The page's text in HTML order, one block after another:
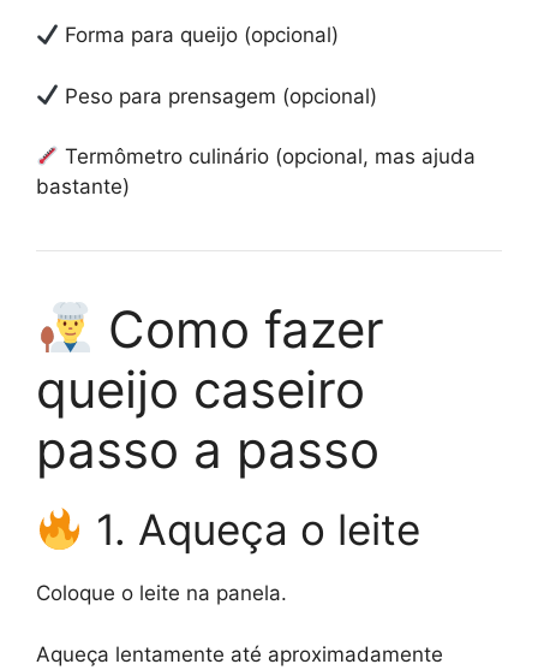
Forma para queijo (opcional)
Peso para prensagem (opcional)
Termômetro culinário (opcional, mas ajuda
bastante)
Como fazer
queijo caseiro
passo a passo
1. Aqueça o leite
Coloque o leite na panela.
Aqueça lentamente até aproximadamente